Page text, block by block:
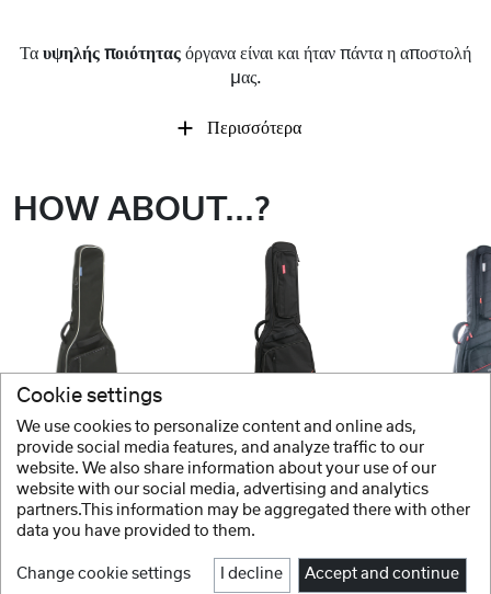
Τα υψηλής ποιότητας όργανα είναι και ήταν πάντα η αποστολή
μας.
Περισσότερα
HOW ABOUT...?
GEWA
Θήκη κιθάρας Economy 12
GEWA
Θήκη κιθάρας Premium 20
GEWA
Cookie settings
We use cookies to personalize content and online ads,
provide social media features, and analyze traffic to our
website. We also share information about your use of our
website with our social media, advertising and analytics
partners.This information may be aggregated there with other
data you have provided to them.
Change cookie settings I decline Accept and continue